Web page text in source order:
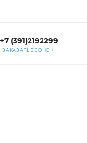
+7 (391)2192299
ЗАКАЗАТЬ ЗВОНОК